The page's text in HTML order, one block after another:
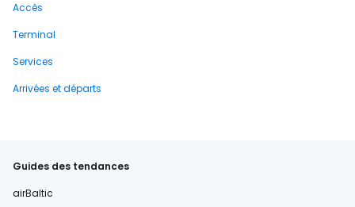
Accès
Terminal
Services
Arrivées et départs
Guides des tendances
airBaltic